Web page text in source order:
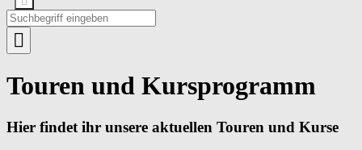
Touren und Kursprogramm
Hier findet ihr unsere aktuellen Touren und Kurse